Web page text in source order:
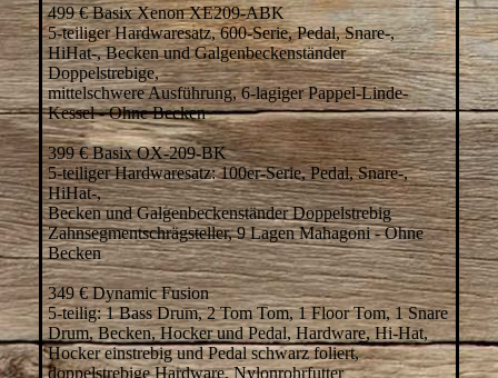
499 € Basix Xenon XE209-ABK
5-teiliger Hardwaresatz, 600-Serie, Pedal, Snare-,
HiHat-, Becken und Galgenbeckenständer
Doppelstrebige,
mittelschwere Ausführung, 6-lagiger Pappel-Linde-
Kessel - Ohne Becken
399 € Basix OX-209-BK
5-teiliger Hardwaresatz: 100er-Serie, Pedal, Snare-,
HiHat-,
Becken und Galgenbeckenständer Doppelstrebig
Zahnsegmentschrägsteller, 9 Lagen Mahagoni - Ohne
Becken
349 € Dynamic Fusion
5-teilig: 1 Bass Drum, 2 Tom Tom, 1 Floor Tom, 1 Snare
Drum, Becken, Hocker und Pedal, Hardware, Hi-Hat,
Hocker einstrebig und Pedal schwarz foliert,
doppelstrebige Hardware, Nylonrohrfutter